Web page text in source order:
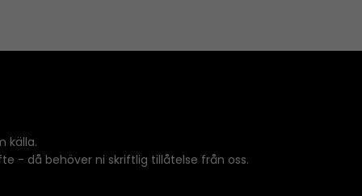
källa.
- då behöver ni skriftlig tillåtelse från oss.